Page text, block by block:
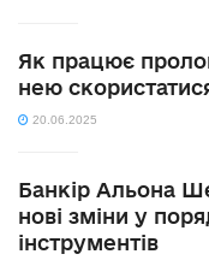
Як працює
нею
20.06.2025
Банкір Альона
нові зміни у
інструментів